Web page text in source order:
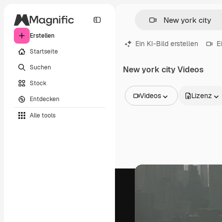
Erstellen
Startseite
Suchen
Stock
Entdecken
Alle tools
Ein KI-Bild erstellen
New york city Videos
Videos
Videos
Lizenz